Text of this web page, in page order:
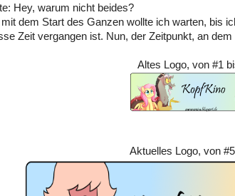
Hey, warum nicht beides?
dem Start des Ganzen wollte ich warten, bis
Zeit vergangen ist. Nun, der Zeitpunkt, an
Altes Logo, von #1
Aktuelles Logo, von